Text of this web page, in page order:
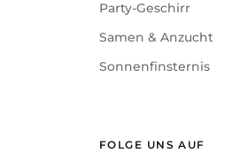
Party-Geschirr
Samen & Anzucht
Sonnenfinsternis
FOLGE UNS AUF